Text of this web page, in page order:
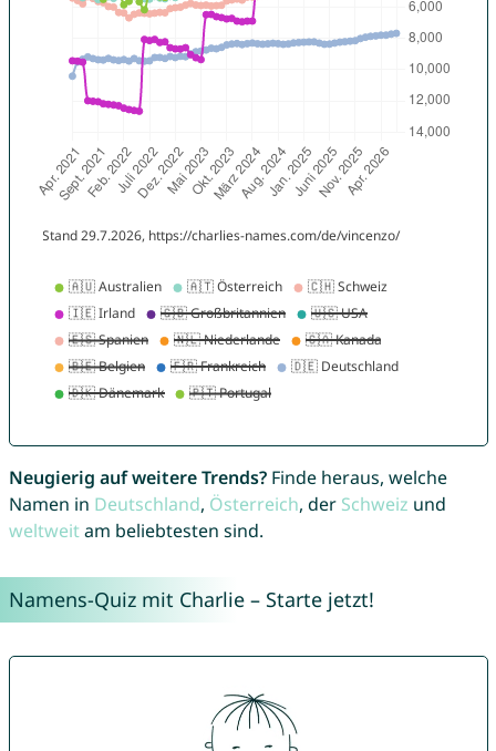
Neugierig auf weitere Trends?Finde heraus, welche
Namen in Deutschland, Österreich, der Schweiz und
weltweitam beliebtesten sind.
Namens-Quiz mit Charlie – Starte jetzt!